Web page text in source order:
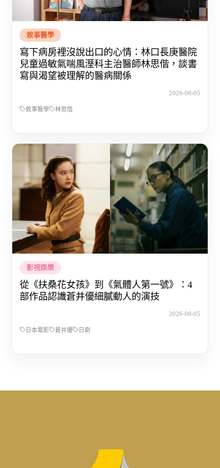
敘事醫學
寫下病房裡沒說出口的心情：林口長庚醫院
兒童過敏氣喘風溼科主治醫師林思偕，談書
寫與渴望被理解的醫病關係
2026-08-05
敘事醫學 林思偕
影視娛樂
從《扶桑花女孩》到《氣體人第一號》：4
部作品認識蒼井優細膩動人的演技
2026-08-05
日本電影 蒼井優 日劇